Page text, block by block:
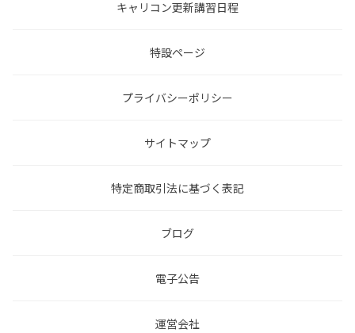
キャリコン更新講習日程
特設ページ
プライバシーポリシー
サイトマップ
特定商取引法に基づく表記
ブログ
電子公告
運営会社